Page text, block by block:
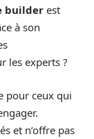
builder est
à son
les experts ?
pour ceux qui
et n’offre pas